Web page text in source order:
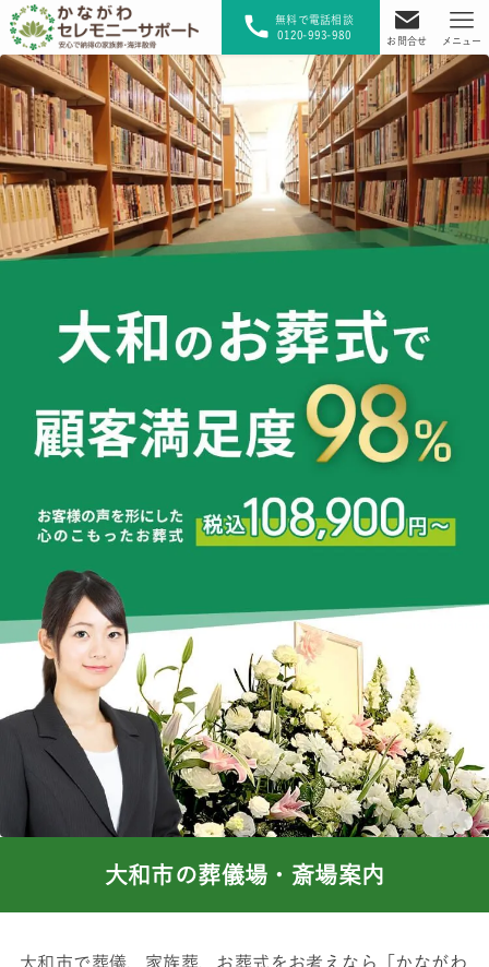
無料で電話相談
0120-993-980
お問合せ メニュー
大和市の葬儀場・斎場案内
大和市で葬儀、家族葬、お葬式をお考えなら「かながわ